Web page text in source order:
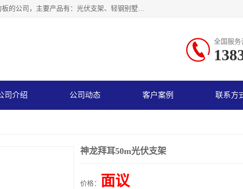
神龙拜耳科技衡水股份有限公司河北一家生产光伏支架，轻钢别墅，阳光板、耐力板的公司，主要产品有：光伏支架、轻钢别墅、阳光板、耐力板、采光板等，公司参与制定了多项标准。
全国服务
司介绍 公司动态 客户案例 联系方
神龙拜耳50m光伏支架
价格： 面议